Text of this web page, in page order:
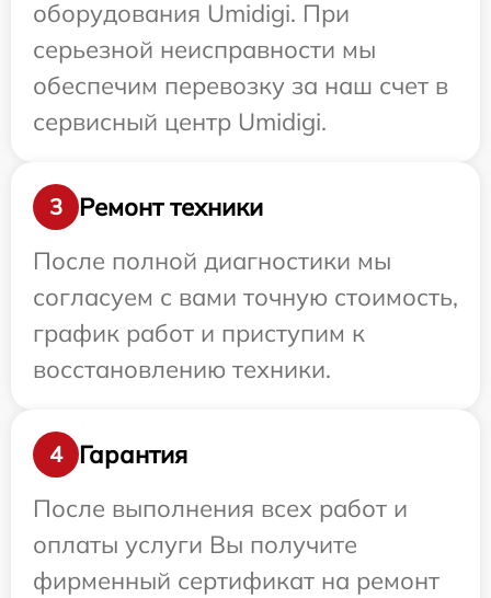
оборудования Umidigi. При
серьезной неисправности мы
обеспечим перевозку за наш счет в
сервисный центр Umidigi.
3
Ремонт техники
После полной диагностики мы
согласуем с вами точную стоимость,
график работ и приступим к
восстановлению техники.
4
Гарантия
После выполнения всех работ и
оплаты услуги Вы получите
фирменный сертификат на ремонт